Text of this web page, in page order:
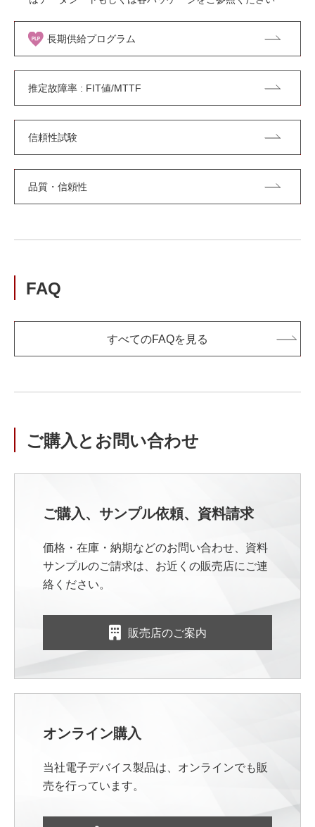
長期供給プログラム
推定故障率 : FIT値/MTTF
信頼性試験
品質・信頼性
FAQ
すべてのFAQを見る
ご購入とお問い合わせ
ご購入、サンプル依頼、資料請求
価格・在庫・納期などのお問い合わせ、資料
サンプルのご請求は、お近くの販売店にご連
絡ください。
販売店のご案内
オンライン購入
当社電子デバイス製品は、オンラインでも販
売を行っています。